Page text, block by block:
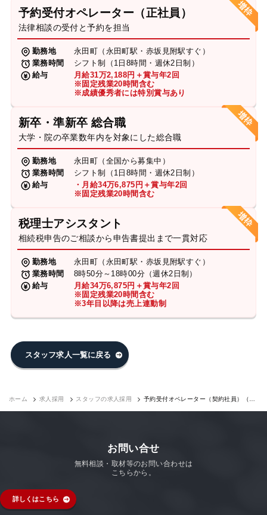
予約受付オペレーター（正社員）
法律相談の受付と予約を担当
勤務地
永田町（永田町駅・赤坂見附駅すぐ）
業務時間
シフト制（1日8時間・週休2日制）
給与
月給31万2,188円＋賞与年2回
※固定残業20時間含む
※成績優秀者には特別賞与あり
新卒・準新卒 総合職
大学・院の卒業数年内を対象にした総合職
勤務地
永田町（全国から募集中）
業務時間
シフト制（1日8時間・週休2日制）
給与
・月給34万6,875円＋賞与年2回
※固定残業20時間含む
税理士アシスタント
相続税申告のご相談から申告書提出まで一貫対応
勤務地
永田町（永田町駅・赤坂見附駅すぐ）
業務時間
8時50分～18時00分（週休2日制）
給与
月給34万6,875円＋賞与年2回
※固定残業20時間含む
※3年目以降は売上連動制
スタッフ求人一覧に戻る
ホーム 求人採用 スタッフの求人採用
予約受付オペレーター（契約社員）（永
お問い合せ
無料相談・取材等のお問い合わせは
こちらから。
詳しくはこちら